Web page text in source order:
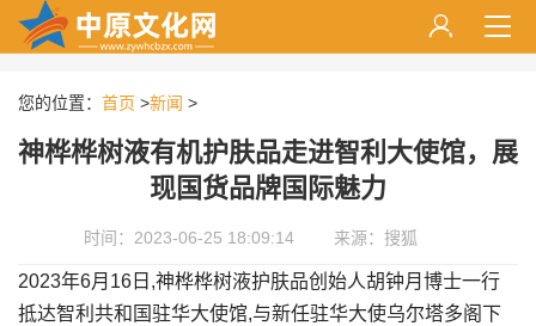
您的位置： 首页 >新闻 >
神桦桦树液有机护肤品走进智利大使馆，展
现国货品牌国际魅力
时间：2023-06-25 18:09:14 来源：搜狐
2023年6月16日,神桦桦树液护肤品创始人胡钟月博士一行
抵达智利共和国驻华大使馆,与新任驻华大使乌尔塔多阁下